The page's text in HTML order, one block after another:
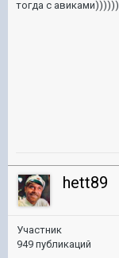
тогда с авиками))))))
hett89
Участник
949 публикаций